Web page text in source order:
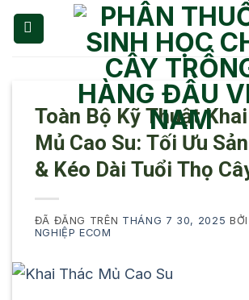
Chuyển
đến
Toàn Bộ Kỹ Thuật
Mủ Cao Su: Tối Ưu
& Kéo Dài Tuổi Thọ
ĐÃ ĐĂNG TRÊN THÁNG 7 30, 2025
NGHIỆP ECOM